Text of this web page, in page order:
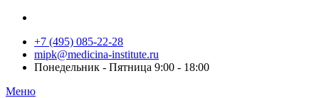
+7 (495) 085-22-28
mipk@medicina-institute.ru
Понедельник - Пятница 9:00 - 18:00
Меню